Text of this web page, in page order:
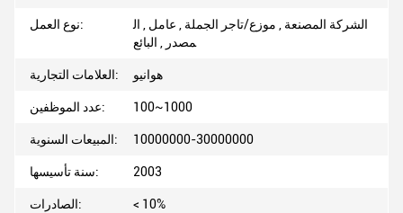
نوع العمل:
الشركة المصنعة , موزع/تاجر الجملة , عامل , ال
مصدر , البائع
العلامات التجارية: هوانيو
عدد الموظفين: 100~1000
المبيعات السنوية: 10000000-30000000
سنة تأسيسها: 2003
الصادرات: < 10%